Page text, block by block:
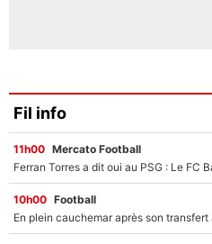
Fil info
11h00 Mercato Football
10h00 Football